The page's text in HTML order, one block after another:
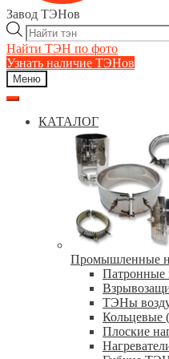
Завод ТЭНов
Поиск
товаров
Найти ТЭН по фото
Узнать наличие ТЭНов
Меню
КАТАЛОГ
Промышленные
Патронные
ТЭНы
Кольцевые
Плоские